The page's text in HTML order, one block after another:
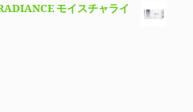
モイスチャライ